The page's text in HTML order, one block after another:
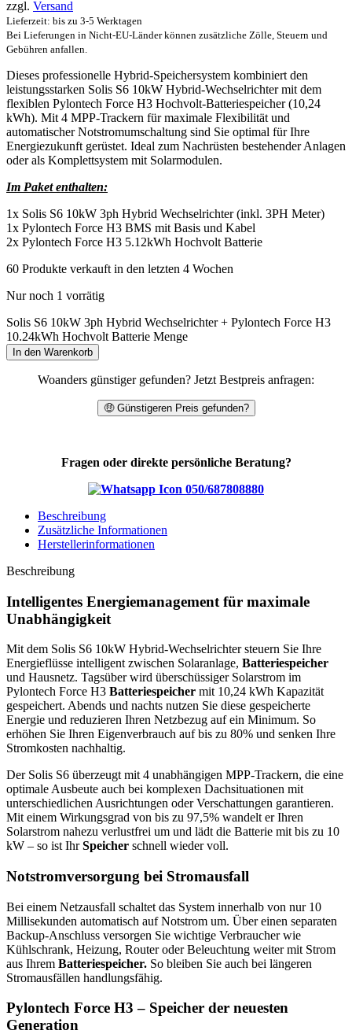
zzgl. Versand
Lieferzeit: bis zu 3-5 Werktagen
Bei Lieferungen in Nicht-EU-Länder können zusätzliche Zölle, Steuern und
Gebühren anfallen.
Dieses professionelle Hybrid-Speichersystem kombiniert den
leistungsstarken Solis S6 10kW Hybrid-Wechselrichter mit dem
flexiblen Pylontech Force H3 Hochvolt-Batteriespeicher (10,24
kWh). Mit 4 MPP-Trackern für maximale Flexibilität und
automatischer Notstromumschaltung sind Sie optimal für Ihre
Energiezukunft gerüstet. Ideal zum Nachrüsten bestehender Anlagen
oder als Komplettsystem mit Solarmodulen.
Im Paket enthalten:
1x Solis S6 10kW 3ph Hybrid Wechselrichter (inkl. 3PH Meter)
1x Pylontech Force H3 BMS mit Basis und Kabel
2x Pylontech Force H3 5.12kWh Hochvolt Batterie
60 Produkte verkauft in den letzten 4 Wochen
Nur noch 1 vorrätig
Solis S6 10kW 3ph Hybrid Wechselrichter + Pylontech Force H3
10.24kWh Hochvolt Batterie Menge
In den Warenkorb
Woanders günstiger gefunden? Jetzt Bestpreis anfragen:
🤑 Günstigeren Preis gefunden?
Fragen oder direkte persönliche Beratung?
050/687808880
Beschreibung
Zusätzliche Informationen
Herstellerinformationen
Beschreibung
Intelligentes Energiemanagement für maximale
Unabhängigkeit
Mit dem Solis S6 10kW Hybrid-Wechselrichter steuern Sie Ihre
Energieflüsse intelligent zwischen Solaranlage, Batteriespeicher
und Hausnetz. Tagsüber wird überschüssiger Solarstrom im
Pylontech Force H3 Batteriespeicher mit 10,24 kWh Kapazität
gespeichert. Abends und nachts nutzen Sie diese gespeicherte
Energie und reduzieren Ihren Netzbezug auf ein Minimum. So
erhöhen Sie Ihren Eigenverbrauch auf bis zu 80% und senken Ihre
Stromkosten nachhaltig.
Der Solis S6 überzeugt mit 4 unabhängigen MPP-Trackern, die eine
optimale Ausbeute auch bei komplexen Dachsituationen mit
unterschiedlichen Ausrichtungen oder Verschattungen garantieren.
Mit einem Wirkungsgrad von bis zu 97,5% wandelt er Ihren
Solarstrom nahezu verlustfrei um und lädt die Batterie mit bis zu 10
kW – so ist IhrSpeicher schnell wieder voll.
Notstromversorgung bei Stromausfall
Bei einem Netzausfall schaltet das System innerhalb von nur 10
Millisekunden automatisch auf Notstrom um. Über einen separaten
Backup-Anschluss versorgen Sie wichtige Verbraucher wie
Kühlschrank, Heizung, Router oder Beleuchtung weiter mit Strom
aus Ihrem Batteriespeicher. So bleiben Sie auch bei längeren
Stromausfällen handlungsfähig.
Pylontech Force H3 – Speicher der neuesten
Generation